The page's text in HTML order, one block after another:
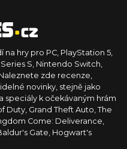
hry pro PC, PlayStation 5,
S, Nintendo Switch,
zde recenze,
novinky, stejně jako
speciály k očekávaným hrám
Duty, Grand Theft Auto, The
Come: Deliverance,
Gate, Hogwart's